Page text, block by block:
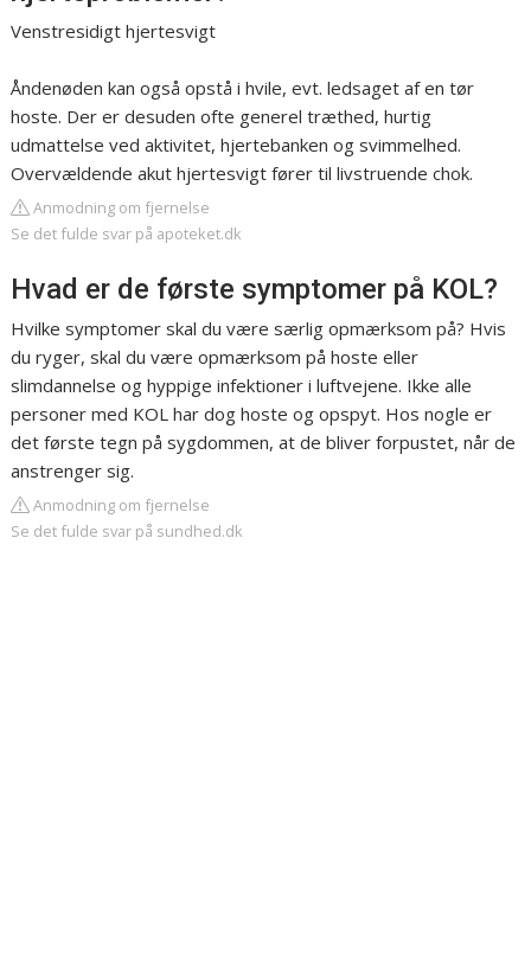
Venstresidigt hjertesvigt
Åndenøden kan også opstå i hvile, evt. ledsaget af en tør
hoste. Der er desuden ofte generel træthed, hurtig
udmattelse ved aktivitet, hjertebanken og svimmelhed.
Overvældende akut hjertesvigt fører til livstruende chok.
Anmodning om fjernelse
Se det fulde svar på apoteket.dk
Hvad er de første symptomer på KOL?
Hvilke symptomer skal du være særlig opmærksom på? Hvis
du ryger, skal du være opmærksom på hoste eller
slimdannelse og hyppige infektioner i luftvejene. Ikke alle
personer med KOL har dog hoste og opspyt. Hos nogle er
det første tegn på sygdommen, at de bliver forpustet, når de
anstrenger sig.
Anmodning om fjernelse
Se det fulde svar på sundhed.dk